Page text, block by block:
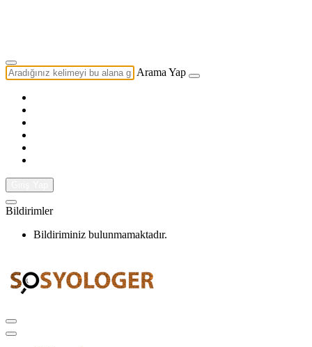
Arama Yap
Bildirimler
Bildiriminiz bulunmamaktadır.